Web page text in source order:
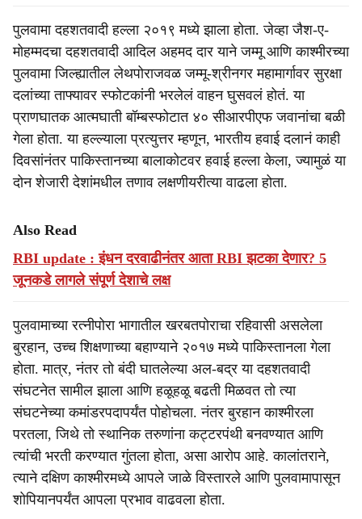
पुलवामा दहशतवादी हल्ला २०१९ मध्ये झाला होता. जेव्हा जैश-ए-
मोहम्मदचा दहशतवादी आदिल अहमद दार याने जम्मू आणि काश्मीरच्या
पुलवामा जिल्ह्यातील लेथपोराजवळ जम्मू-श्रीनगर महामार्गावर सुरक्षा
दलांच्या ताफ्यावर स्फोटकांनी भरलेलं वाहन घुसवलं होतं. या
प्राणघातक आत्मघाती बॉम्बस्फोटात ४० सीआरपीएफ जवानांचा बळी
गेला होता. या हल्ल्याला प्रत्युत्तर म्हणून, भारतीय हवाई दलानं काही
दिवसांनंतर पाकिस्तानच्या बालाकोटवर हवाई हल्ला केला, ज्यामुळं या
दोन शेजारी देशांमधील तणाव लक्षणीयरीत्या वाढला होता.
Also Read
RBI update : इंधन दरवाढीनंतर आता RBI झटका देणार? 5
जूनकडे लागले संपूर्ण देशाचे लक्ष
पुलवामाच्या रत्नीपोरा भागातील खरबतपोराचा रहिवासी असलेला
बुरहान, उच्च शिक्षणाच्या बहाण्याने २०१७ मध्ये पाकिस्तानला गेला
होता. मात्र, नंतर तो बंदी घातलेल्या अल-बद्र या दहशतवादी
संघटनेत सामील झाला आणि हळूहळू बढती मिळवत तो त्या
संघटनेच्या कमांडरपदापर्यंत पोहोचला. नंतर बुरहान काश्मीरला
परतला, जिथे तो स्थानिक तरुणांना कट्टरपंथी बनवण्यात आणि
त्यांची भरती करण्यात गुंतला होता, असा आरोप आहे. कालांतराने,
त्याने दक्षिण काश्मीरमध्ये आपले जाळे विस्तारले आणि पुलवामापासून
शोपियानपर्यंत आपला प्रभाव वाढवला होता.